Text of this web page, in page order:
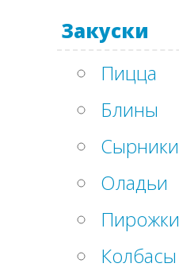
Закуски
Пицца
Блины
Сырники
Оладьи
Пирожки
Колбасы